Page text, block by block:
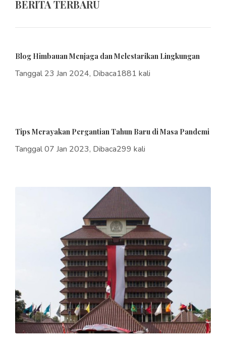
BERITA TERBARU
Blog Himbauan Menjaga dan Melestarikan Lingkungan
Tanggal 23 Jan 2024, Dibaca1881 kali
Tips Merayakan Pergantian Tahun Baru di Masa Pandemi
Tanggal 07 Jan 2023, Dibaca299 kali